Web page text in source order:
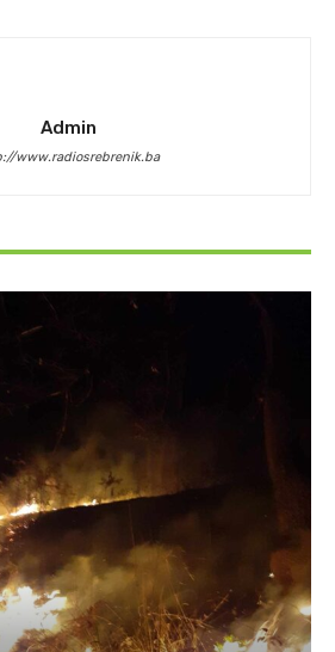
Admin
www.radiosrebrenik.ba